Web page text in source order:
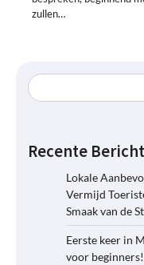
zullen…
Recente
Lokale
Vermijd
Smaak van de
Eerste keer in
voor beginners!